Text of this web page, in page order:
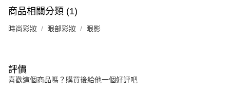
商品相關分類 (1)
時尚彩妝 眼部彩妝 眼影
評價
喜歡這個商品嗎？購買後給他一個好評吧